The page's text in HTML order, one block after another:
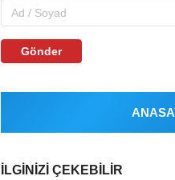
Gönder
İLGINIZI ÇEKEBILIR